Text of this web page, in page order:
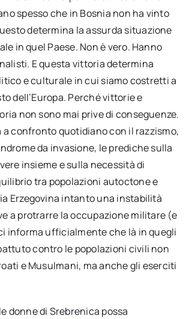
spesso che in Bosnia non ha vinto
determina la assurda situazione
in quel Paese. Non è vero. Hanno
E questa vittoria determina
e culturale in cui siamo costretti a
dell’Europa. Perché vittorie e
non sono mai prive di conseguenze.
a confronto quotidiano con il razzismo,
da invasione, le prediche sulla
insieme e sulla necessità di
tra popolazioni autoctone e
Erzegovina intanto una instabilità
a protrarre la occupazione militare (e
informa ufficialmente che là in quegli
contro le popolazioni civili non
e Musulmani, ma anche gli eserciti
donne di Srebrenica possa